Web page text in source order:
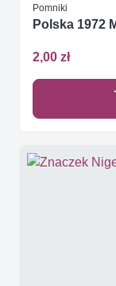
Pomniki
Polska 1972
2,00 zł